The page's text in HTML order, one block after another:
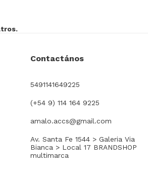
Contactános
5491141649225
(+54 9) 114 164 9225
amalo.accs@gmail.com
Av. Santa Fe 1544 > Galeria Via
Bianca > Local 17 BRANDSHOP
multimarca